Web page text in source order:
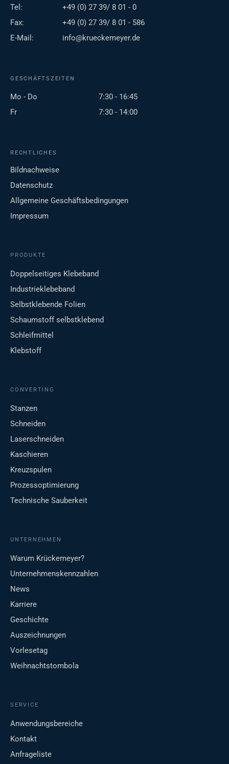
Tel:
+49 (0) 27 39/ 8 01 - 0
Fax:
+49 (0) 27 39/ 8 01 - 586
E-Mail:
info@krueckemeyer.de
GESCHÄFTSZEITEN
Mo - Do
7:30 - 16:45
Fr
7:30 - 14:00
RECHTLICHES
Bildnachweise
Datenschutz
Allgemeine Geschäftsbedingungen
Impressum
PRODUKTE
Doppelseitiges Klebeband
Industrieklebeband
Selbstklebende Folien
Schaumstoff selbstklebend
Schleifmittel
Klebstoff
CONVERTING
Stanzen
Schneiden
Laserschneiden
Kaschieren
Kreuzspulen
Prozessoptimierung
Technische Sauberkeit
UNTERNEHMEN
Warum Krückemeyer?
Unternehmenskennzahlen
News
Karriere
Geschichte
Auszeichnungen
Vorlesetag
Weihnachtstombola
SERVICE
Anwendungsbereiche
Kontakt
Anfrageliste